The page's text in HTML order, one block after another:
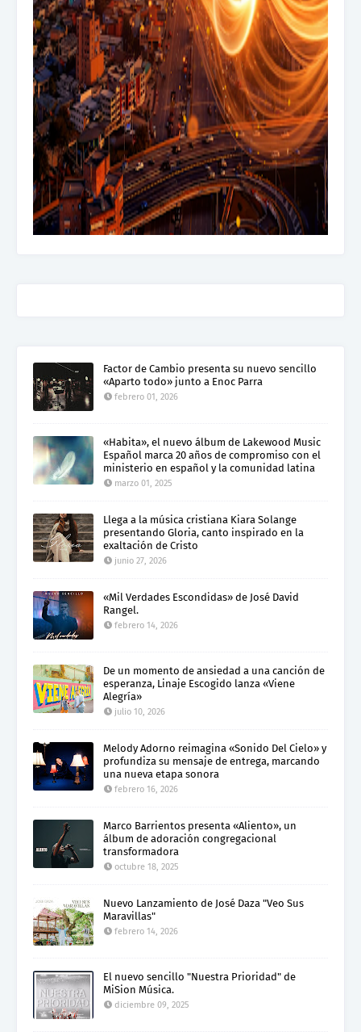
Factor de Cambio presenta su nuevo sencillo
«Aparto todo» junto a Enoc Parra
febrero 01, 2026
«Habita», el nuevo álbum de Lakewood Music
Español marca 20 años de compromiso con el
ministerio en español y la comunidad latina
marzo 01, 2025
Llega a la música cristiana Kiara Solange
presentando Gloria, canto inspirado en la
exaltación de Cristo
junio 27, 2026
«Mil Verdades Escondidas» de José David
Rangel.
febrero 14, 2026
De un momento de ansiedad a una canción de
esperanza, Linaje Escogido lanza «Viene
Alegría»
julio 10, 2026
Melody Adorno reimagina «Sonido Del Cielo» y
profundiza su mensaje de entrega, marcando
una nueva etapa sonora
febrero 16, 2026
Marco Barrientos presenta «Aliento», un
álbum de adoración congregacional
transformadora
octubre 18, 2025
Nuevo Lanzamiento de José Daza "Veo Sus
Maravillas"
febrero 14, 2026
El nuevo sencillo "Nuestra Prioridad" de
MiSion Música.
diciembre 09, 2025